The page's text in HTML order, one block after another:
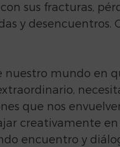
con sus fracturas,
y desencuentros.
nuestro mundo en
que nos
creativamente
encuentro y